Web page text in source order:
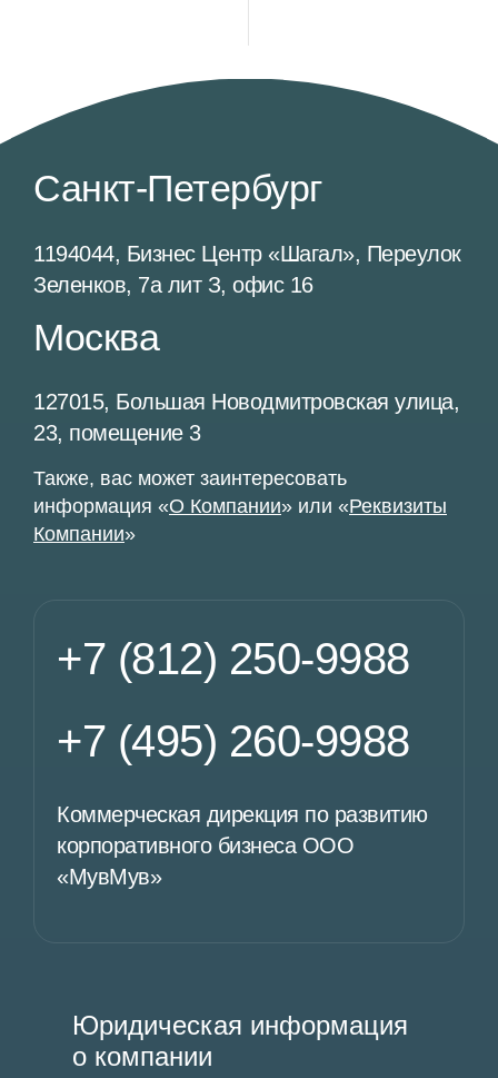
Санкт-Петербург
1194044, Бизнес Центр «Шагал», Переулок
Зеленков, 7а лит З, офис 16
Москва
127015, Большая Новодмитровская улица,
23, помещение 3
Также, вас может заинтересовать
информация «О Компании» или «Реквизиты
Компании»
+7 (812) 250-9988
+7 (495) 260-9988
Коммерческая дирекция по развитию
корпоративного бизнеса ООО
«МувМув»
Юридическая информация
о компании